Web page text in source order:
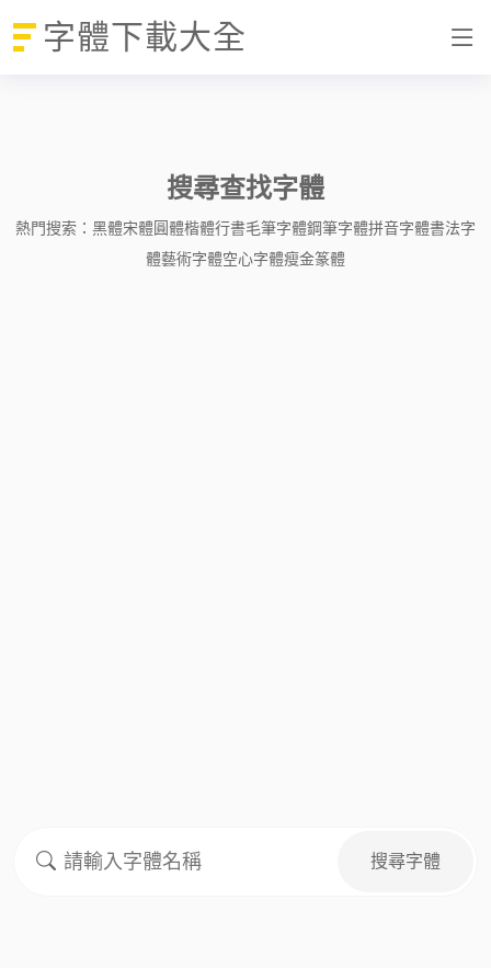
字體下載大全
搜尋查找字體
熱門搜索： 黑體宋體圓體楷體行書毛筆字體鋼筆字體拼音字體書法字
體藝術字體空心字體瘦金篆體